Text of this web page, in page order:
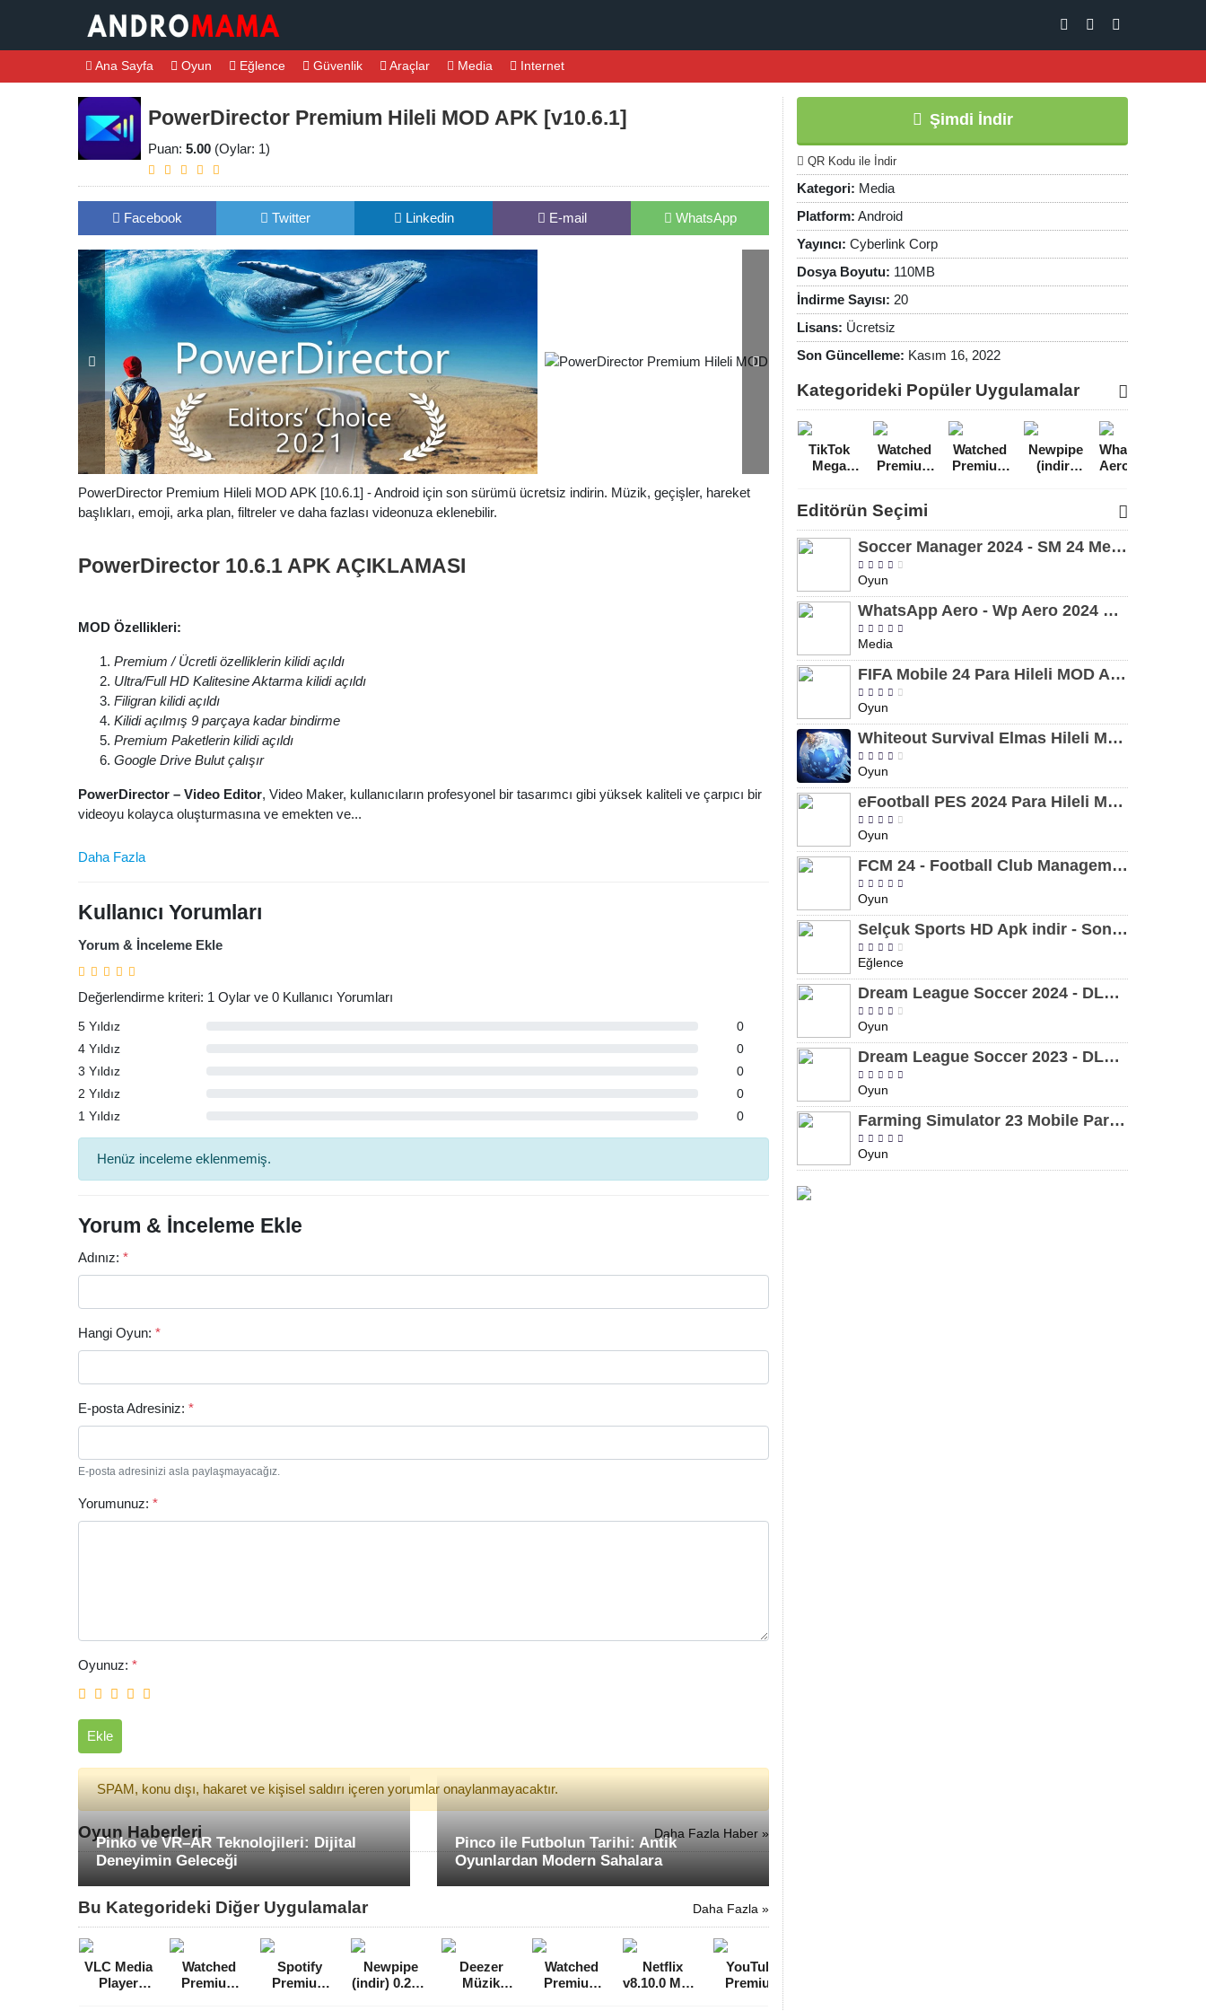
Ana Sayfa Oyun Eğlence Güvenlik Araçlar Media Internet
PowerDirector Premium Hileli MOD APK [v10.6.1]
Puan: 5.00 (Oylar: 1)
Facebook Twitter Linkedin E-mail WhatsApp
PowerDirector Premium Hileli MOD APK [10.6.1] - Android için son sürümü ücretsiz indirin. Müzik, geçişler, hareket
başlıkları, emoji, arka plan, filtreler ve daha fazlası videonuza eklenebilir.
PowerDirector 10.6.1 APK AÇIKLAMASI
MOD Özellikleri:
Premium / Ücretli özelliklerin kilidi açıldı
Ultra/Full HD Kalitesine Aktarma kilidi açıldı
Filigran kilidi açıldı
Kilidi açılmış 9 parçaya kadar bindirme
Premium Paketlerin kilidi açıldı
Google Drive Bulut çalışır
PowerDirector – Video Editor, Video Maker, kullanıcıların profesyonel bir tasarımcı gibi yüksek kaliteli ve çarpıcı bir
videoyu kolayca oluşturmasına ve emekten ve...
Daha Fazla
Kullanıcı Yorumları
Yorum & İnceleme Ekle
Değerlendirme kriteri: 1 Oylar ve 0 Kullanıcı Yorumları
5 Yıldız
0
4 Yıldız
0
3 Yıldız
0
2 Yıldız
0
1 Yıldız
0
Henüz inceleme eklenmemiş.
Yorum & İnceleme Ekle
Adınız: *
Hangi Oyun: *
E-posta Adresiniz: *
E-posta adresinizi asla paylaşmayacağız.
Yorumunuz: *
Oyunuz: *
Ekle
SPAM, konu dışı, hakaret ve kişisel saldırı içeren yorumlar onaylanmayacaktır.
Oyun Haberleri Daha Fazla Haber »
Pinko ve VR–AR Teknolojileri: Dijital
Deneyimin Geleceği
Pinco ile Futbolun Tarihi: Antik
Oyunlardan Modern Sahalara
Bu Kategorideki Diğer Uygulamalar Daha Fazla »
VLC Media
Player
Watched
Premium
Spotify
Premium
Newpipe
(indir) 0.20.4
Deezer
Müzik
Watched
Premium
Netflix
v8.10.0 MOD
YouTube
Premium
MOD APK
Şimdi İndir
QR Kodu ile İndir
Kategori: Media
Platform: Android
Yayıncı: Cyberlink Corp
Dosya Boyutu: 110MB
İndirme Sayısı: 20
Lisans: Ücretsiz
Son Güncelleme: Kasım 16, 2022
Kategorideki Popüler Uygulamalar
TikTok
Mega
APK
[v22.7.2]
Watched
Premium
APK
[v1.0.8]
Watched
Premium
Newpipe
(indir)
Premium
MOD
WhatsApp
Aero - Wp
APK indir
[v10.0.2]
Editörün Seçimi
Soccer Manager 2024 - SM 24 Mega Hileli MOD APK indir [v3.0.0]
Oyun
WhatsApp Aero - Wp Aero 2024 MOD APK indir [v10.0.2]
Media
FIFA Mobile 24 Para Hileli MOD APK indir [v20.1.02]
Oyun
Whiteout Survival Elmas Hileli MOD APK indir [v1.13.1]
Oyun
eFootball PES 2024 Para Hileli MOD APK indir [v8.2.0]
Oyun
FCM 24 - Football Club Management 2024 Para Hileli MOD APK indir [v1.0.4]
Oyun
Selçuk Sports HD Apk indir - Son Sürüm 2024 [2.0.1.9]
Eğlence
Dream League Soccer 2024 - DLS 24 Para Hileli MOD APK indir [v11.050]
Oyun
Dream League Soccer 2023 - DLS 23 Para Hileli MOD APK [v11.020]
Oyun
Farming Simulator 23 Mobile Para Hileli MOD APK indir [v0.0.0.8]
Oyun